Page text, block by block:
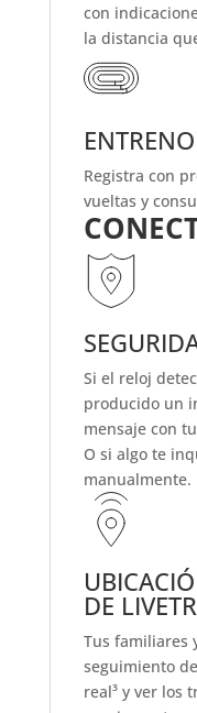
con
la distancia
Registra con
vueltas y
Si el reloj
producido un
mensaje con
O si algo te
manualmente.
DE
Tus familiares
seguimiento
real³ y ver los